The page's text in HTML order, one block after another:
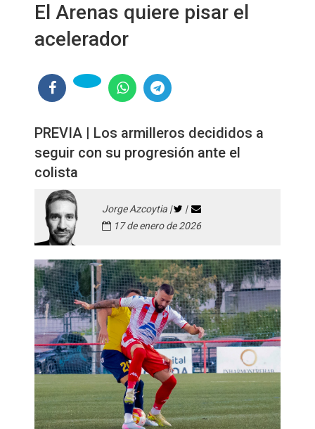
El Arenas quiere pisar el
acelerador
PREVIA | Los armilleros decididos a
seguir con su progresión ante el
colista
Jorge Azcoytia |
|
17 de enero de 2026